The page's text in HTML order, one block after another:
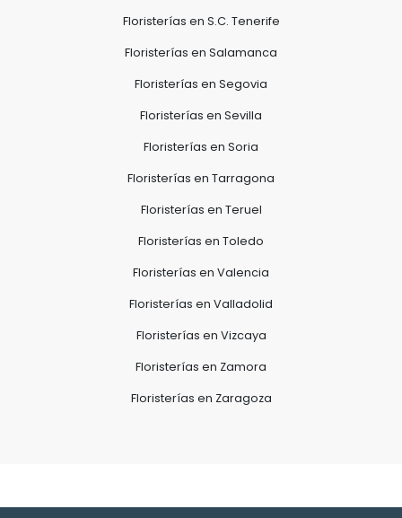
Floristerías en S.C. Tenerife
Floristerías en Salamanca
Floristerías en Segovia
Floristerías en Sevilla
Floristerías en Soria
Floristerías en Tarragona
Floristerías en Teruel
Floristerías en Toledo
Floristerías en Valencia
Floristerías en Valladolid
Floristerías en Vizcaya
Floristerías en Zamora
Floristerías en Zaragoza